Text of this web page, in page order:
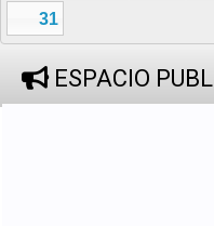
31
ESPACIO